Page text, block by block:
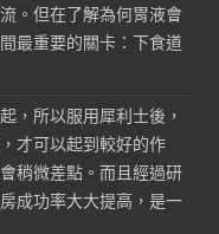
。但在了解為何胃液會
最重要的關卡：下食道
，所以服用犀利士後，
才可以起到較好的作
稍微差點。而且經過研
成功率大大提高，是一